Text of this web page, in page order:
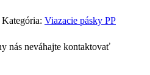
Kategória: Viazacie pásky PP